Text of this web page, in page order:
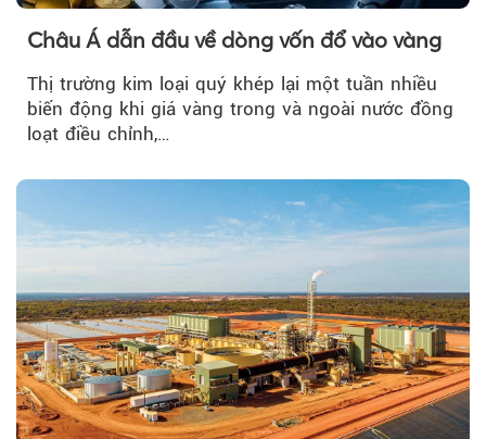
Châu Á dẫn đầu về dòng vốn đổ vào vàng
Thị trường kim loại quý khép lại một tuần nhiều
biến động khi giá vàng trong và ngoài nước đồng
loạt điều chỉnh,…